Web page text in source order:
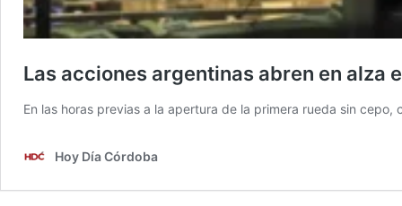
Las acciones argentinas abren en alza
En las horas previas a la apertura de la primera rueda sin
Hoy Día Córdoba